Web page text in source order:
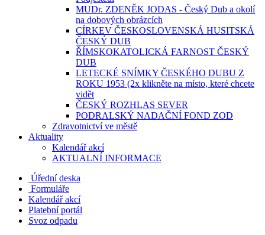
MUDr. ZDENĚK JODAS - Český Dub a okolí
na dobových obrázcích
CÍRKEV ČESKOSLOVENSKÁ HUSITSKÁ
ČESKÝ DUB
ŘÍMSKOKATOLICKÁ FARNOST ČESKÝ
DUB
LETECKÉ SNÍMKY ČESKÉHO DUBU Z
ROKU 1953 (2x klikněte na místo, které chcete
vidět
ČESKÝ ROZHLAS SEVER
PODRALSKÝ NADAČNÍ FOND ZOD
Zdravotnictví ve městě
Aktuality
Kalendář akcí
AKTUALNÍ INFORMACE
Úřední deska
Formuláře
Kalendář akcí
Platební portál
Svoz odpadu